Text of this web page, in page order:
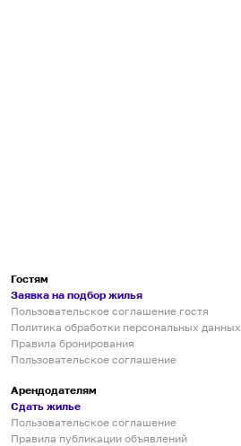
Гостям
Заявка на подбор жилья
Пользовательское соглашение гостя
Политика обработки персональных данных
Правила бронирования
Пользовательское соглашение
Арендодателям
Сдать жилье
Пользовательское соглашение
Правила публикации объявлений